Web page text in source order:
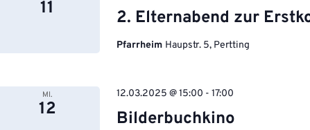
11 2. Elternabend zur
Pfarrheim Haupstr. 5, Pertting
MI.
12 Bilderbuchkino
12.03.2025 @ 15:00 - 17:00